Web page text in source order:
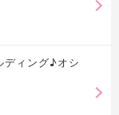
ディング♪オシ